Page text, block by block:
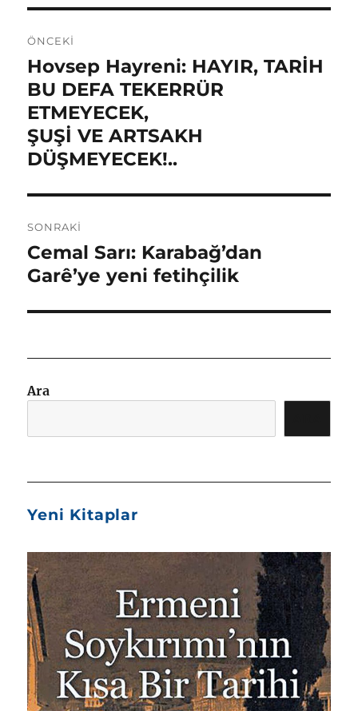
o
k
p
gezinmesi
ÖNCEKI
Önceki
yazı:
Hovsep Hayreni: HAYIR, TARİH
BU DEFA TEKERRÜR
ETMEYECEK,
ŞUŞİ VE ARTSAKH
DÜŞMEYECEK!..
SONRAKI
Sonraki
yazı:
Cemal Sarı: Karabağ’dan
Garê’ye yeni fetihçilik
Ara
Yeni Kitaplar